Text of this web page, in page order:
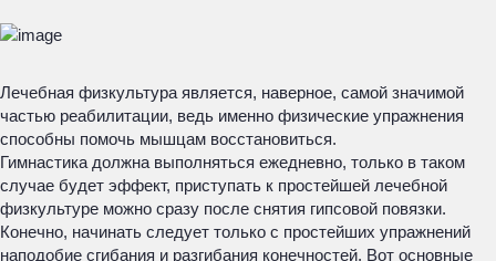
Лечебная физкультура является, наверное, самой значимой
частью реабилитации, ведь именно физические упражнения
способны помочь мышцам восстановиться.
Гимнастика должна выполняться ежедневно, только в таком
случае будет эффект, приступать к простейшей лечебной
физкультуре можно сразу после снятия гипсовой повязки.
Конечно, начинать следует только с простейших упражнений
наподобие сгибания и разгибания конечностей. Вот основные